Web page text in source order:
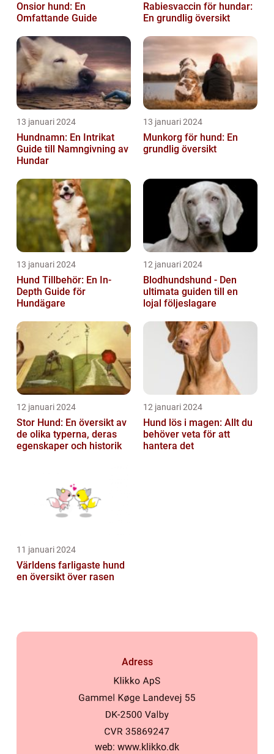
Onsior hund: En
Omfattande Guide
Rabiesvaccin för hundar:
En grundlig översikt
13 januari 2024
Hundnamn: En Intrikat
Guide till Namngivning av
Hundar
13 januari 2024
Munkorg för hund: En
grundlig översikt
13 januari 2024
Hund Tillbehör: En In-
Depth Guide för
Hundägare
12 januari 2024
Blodhundshund - Den
ultimata guiden till en
lojal följeslagare
12 januari 2024
Stor Hund: En översikt av
de olika typerna, deras
egenskaper och historik
12 januari 2024
Hund lös i magen: Allt du
behöver veta för att
hantera det
11 januari 2024
Världens farligaste hund
en översikt över rasen
Adress
web: www.klikko.dk